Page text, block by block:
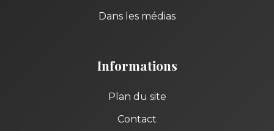
Dans les médias
Informations
Plan du site
Contact